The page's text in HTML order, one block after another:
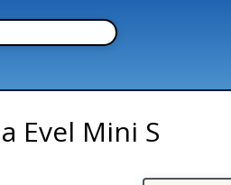
Evel Mini S